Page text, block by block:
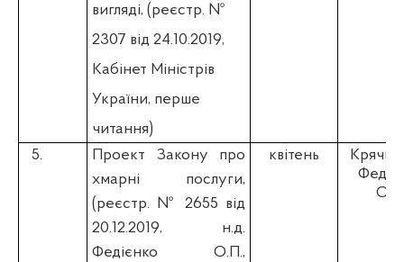
вигляді, (реєстр. №
2307 від 24.10.2019,
Кабінет Міністрів
України, перше
читання)
5. Проект Закону про
хмарні послуги,
(реєстр. № 2655 від
20.12.2019,
н.д.
Федієнко О.П.,
квітень
О.П.